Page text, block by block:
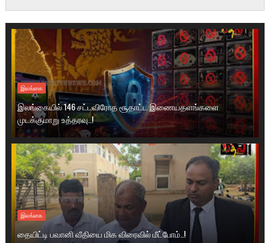
இலங்கை
இலங்கையில் 146 சட்டவிரோத சூதாட்ட இணையதளங்களை
முடக்குமாறு உத்தரவு..!
இலங்கை
தையிட்டி பவானி வீதியை மிக விரைவில் மீட்போம்..!